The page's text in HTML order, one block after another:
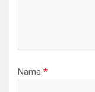
Nama *